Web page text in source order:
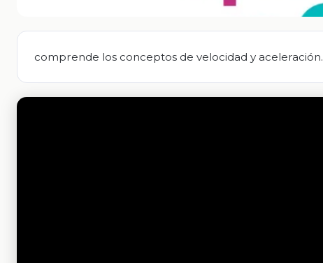
comprende los conceptos de velocidad y aceleración.